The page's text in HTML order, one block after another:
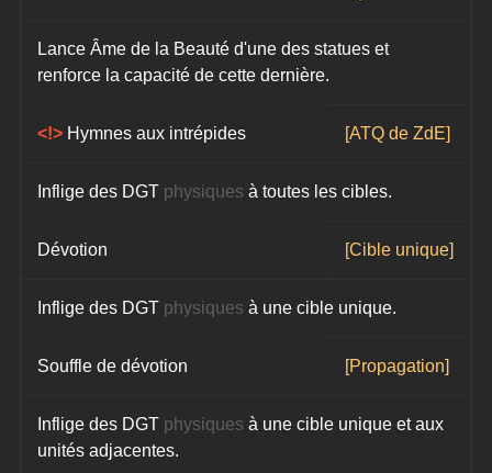
Lance Âme de la Beauté d'une des statues et
renforce la capacité de cette dernière.
<!> Hymnes aux intrépides [ATQ de ZdE]
Inflige des DGT physiques à toutes les cibles.
Dévotion [Cible unique]
Inflige des DGT physiques à une cible unique.
Souffle de dévotion [Propagation]
Inflige des DGT physiques à une cible unique et aux
unités adjacentes.